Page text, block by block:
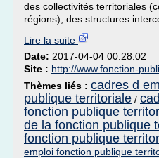
des collectivités territoriales
régions), des structures
Lire la suite
Date: 2017-04-04 00:28:02
Site : http://www.fonction-
Thèmes liés : cadres d
publique territoriale /
fonction publique
de la fonction publique
fonction publique
emploi fonction publique